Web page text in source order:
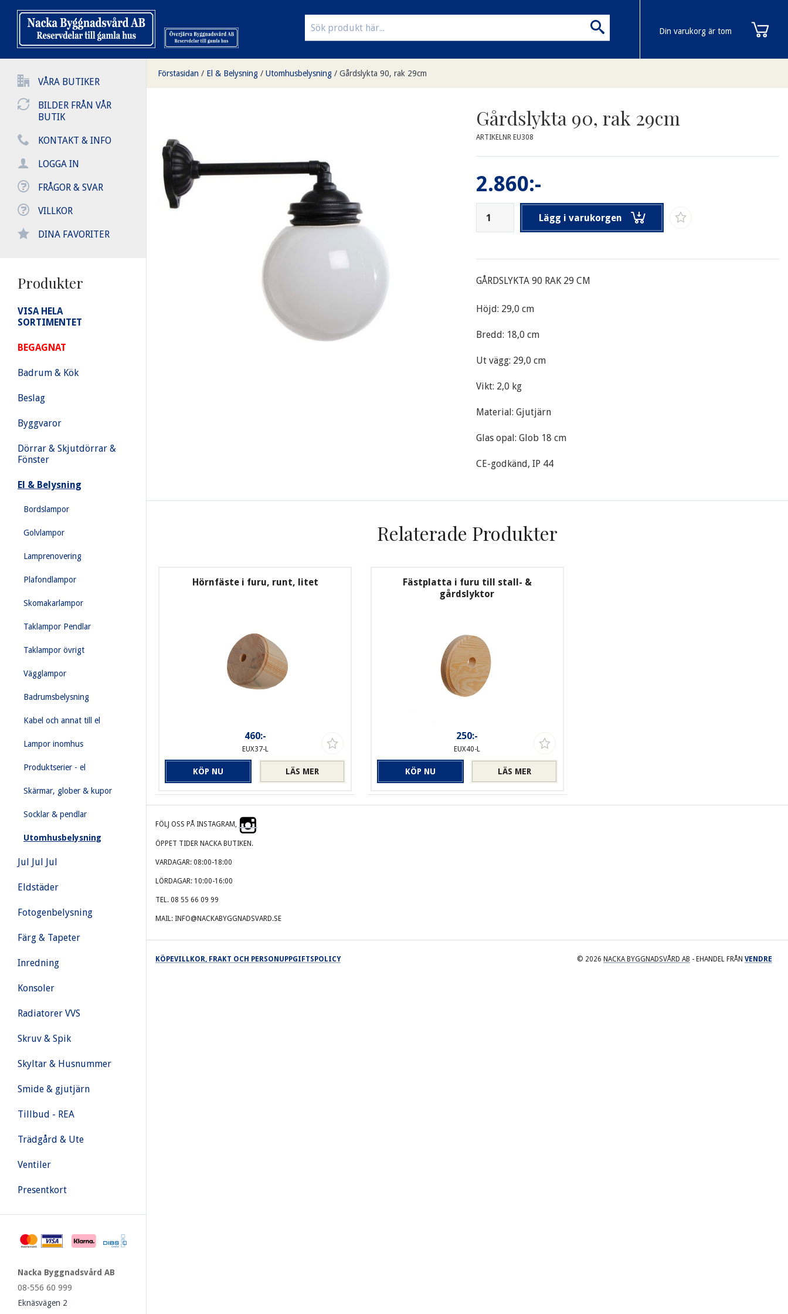
VÅRA BUTIKER
BILDER FRÅN VÅR
BUTIK
KONTAKT & INFO
LOGGA IN
FRÅGOR & SVAR
VILLKOR
DINA FAVORITER
Produkter
VISA HELA
SORTIMENTET
BEGAGNAT
Badrum & Kök
Beslag
Byggvaror
Dörrar & Skjutdörrar &
Fönster
El & Belysning
Bordslampor
Golvlampor
Lamprenovering
Plafondlampor
Skomakarlampor
Taklampor Pendlar
Taklampor övrigt
Vägglampor
Badrumsbelysning
Kabel och annat till el
Lampor inomhus
Produktserier - el
Skärmar, glober & kupor
Socklar & pendlar
Utomhusbelysning
Jul Jul Jul
Eldstäder
Fotogenbelysning
Färg & Tapeter
Inredning
Konsoler
Radiatorer VVS
Skruv & Spik
Skyltar & Husnummer
Smide & gjutjärn
Tillbud - REA
Trädgård & Ute
Ventiler
Presentkort
Nacka Byggnadsvård AB
08-556 60 999
Eknäsvägen 2
Din varukorg är tom
Förstasidan / El & Belysning / Utomhusbelysning / Gårdslykta 90, rak 29cm
Gårdslykta 90, rak 29cm
ARTIKELNR EU308
2.860:-
Lägg i varukorgen
GÅRDSLYKTA 90 RAK 29 CM
Höjd: 29,0 cm
Bredd: 18,0 cm
Ut vägg: 29,0 cm
Vikt: 2,0 kg
Material: Gjutjärn
Glas opal: Glob 18 cm
CE-godkänd, IP 44
Relaterade Produkter
Hörnfäste i furu, runt, litet
460:-
EUX37-L
LÄS MER
KÖP NU
Fästplatta i furu till stall- &
gårdslyktor
250:-
EUX40-L
LÄS MER
KÖP NU
FÖLJ OSS PÅ INSTAGRAM,
ÖPPET TIDER NACKA BUTIKEN.
VARDAGAR: 08:00-18:00
LÖRDAGAR: 10:00-16:00
TEL. 08 55 66 09 99
MAIL: INFO@NACKABYGGNADSVARD.SE
KÖPEVILLKOR, FRAKT OCH PERSONUPPGIFTSPOLICY © 2026 NACKA BYGGNADSVÅRD AB - EHANDEL FRÅN VENDRE